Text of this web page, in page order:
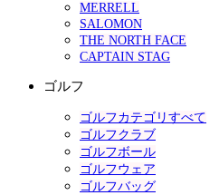
MERRELL
SALOMON
THE NORTH FACE
CAPTAIN STAG
ゴルフ
ゴルフカテゴリすべて
ゴルフクラブ
ゴルフボール
ゴルフウェア
ゴルフバッグ